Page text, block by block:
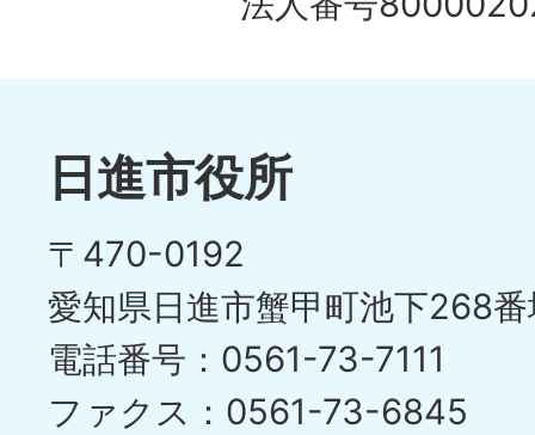
日進市役所
〒470-0192
愛知県日進市蟹甲町池下268
電話番号：0561-73-7111
ファクス：0561-73-6845